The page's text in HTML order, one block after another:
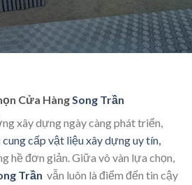
Cửa HàngSong Trần
xây dựng ngày càng phát triển,
cung cấp vật liệu xây dựng uy tín,
hề đơn giản. Giữa vô vàn lựa chọn,
Trần vẫn luôn là điểm đến tin cậy